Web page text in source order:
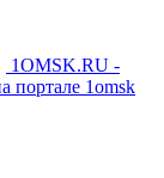
1OMSK.RU -
портале 1omsk